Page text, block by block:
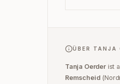
ÜBER TANJA
Tanja Oerderist
Remscheid(